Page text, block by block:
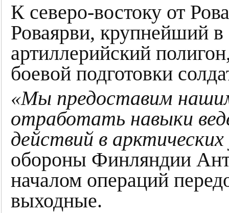
К северо-востоку от
Роваярви, крупнейший
артиллерийский
боевой подготовки
«Мы предоставим
отработать навыки
действий в арктических
обороны Финляндии
началом операций
выходные.